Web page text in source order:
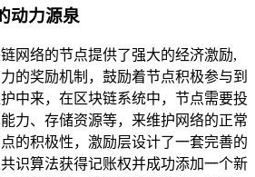
动力源泉
网络的节点提供了强大的经济激励,
的奖励机制，鼓励着节点积极参与到
中来，在区块链系统中，节点需要投
力、存储资源等，来维护网络的正常
的积极性，激励层设计了一套完善的
识算法获得记账权并成功添加一个新